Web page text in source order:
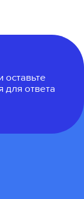
для ответа